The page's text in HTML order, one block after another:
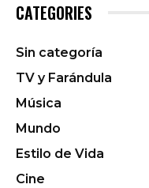
CATEGORIES
Sin categoría
TV y Farándula
Música
Mundo
Estilo de Vida
Cine